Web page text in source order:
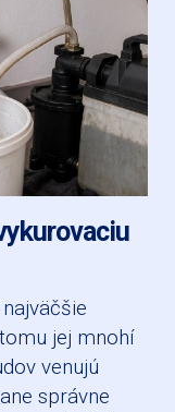
jej mnohí
venujú
správne